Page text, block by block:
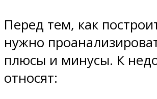
Перед тем, как
нужно
плюсы и минусы. К
относят: